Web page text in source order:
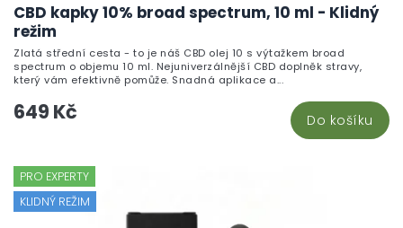
CBD kapky 10% broad spectrum, 10 ml - Klidný
režim
649 Kč Do košíku
Zlatá střední cesta - to je náš CBD olej 10 s výtažkem broad
spectrum o objemu 10 ml. Nejuniverzálnější CBD doplněk stravy,
který vám efektivně pomůže. Snadná aplikace a...
PRO EXPERTY
KLIDNÝ REŽIM